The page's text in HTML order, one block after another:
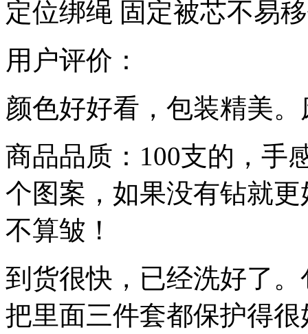
定位绑绳 固定被芯不易
用户评价：
颜色好好看，包装精美
商品品质：100支的，手
个图案，如果没有钻就
不算皱！
到货很快，已经洗好了
把里面三件套都保护得